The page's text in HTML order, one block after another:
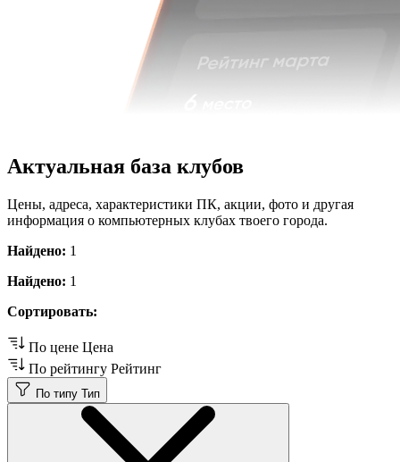
Актуальная база клубов
Цены, адреса, характеристики ПК, акции, фото и другая
информация о компьютерных клубах твоего города.
Найдено: 1
Найдено: 1
Сортировать:
По цене Цена
По рейтингу Рейтинг
По типу Тип